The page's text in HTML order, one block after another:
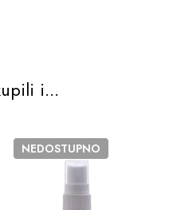
i...
NEDOSTUPNO